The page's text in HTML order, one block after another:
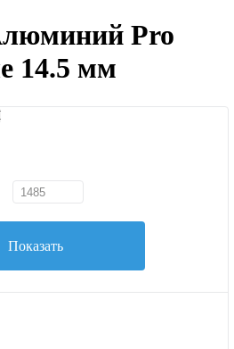
Pro
14.5 мм
Показать